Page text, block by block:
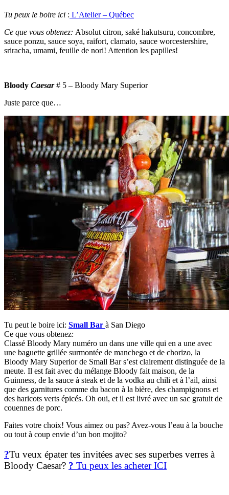
Tu peux le boire ici : L’Atelier – Québec
Ce que vous obtenez: Absolut citron, saké hakutsuru, concombre,
sauce ponzu, sauce soya, raifort, clamato, sauce worcestershire,
sriracha, umami, feuille de nori! Attention les papilles!
Bloody Caesar# 5 – Bloody Mary Superior
Juste parce que…
Tu peut le boire ici: Small Bar à San Diego
Ce que vous obtenez:
Classé Bloody Mary numéro un dans une ville qui en a une avec
une baguette grillée surmontée de manchego et de chorizo, la
Bloody Mary Superior de Small Bar s’est clairement distinguée de la
meute. Il est fait avec du mélange Bloody fait maison, de la
Guinness, de la sauce à steak et de la vodka au chili et à l’ail, ainsi
que des garnitures comme du bacon à la bière, des champignons et
des haricots verts épicés. Oh oui, et il est livré avec un sac gratuit de
couennes de porc.
Faites votre choix! Vous aimez ou pas? Avez-vous l’eau à la bouche
ou tout à coup envie d’un bon mojito?
?Tu veux épater tes invitées avec ses superbes verres à
Bloody Caesar? ? Tu peux les acheter ICI